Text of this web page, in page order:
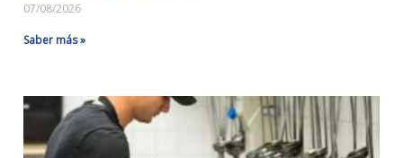
07/08/2026
Saber más »